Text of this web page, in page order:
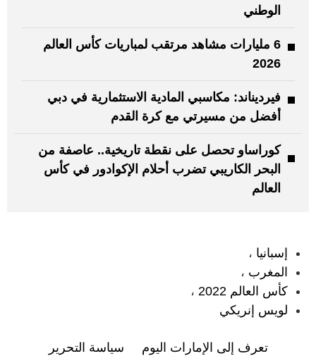
الوطني
6 مليارات مشاهد مرتقب لمباريات كأس العالم
2026
فيرديناند: مكاسبي المادية الاستثمارية في دبي
أفضل من مسيرتي مع كرة القدم
كوراساو تحصل على نقطة تاريخية.. عاصفة من
البحر الكاريبي تضرب أحلام الإكوادور في كأس
العالم
إسبانيا ،
المغرب ،
كأس العالم 2022
،
لويس إنريكي
تعرف إلى الإمارات اليوم سياسة التحرير